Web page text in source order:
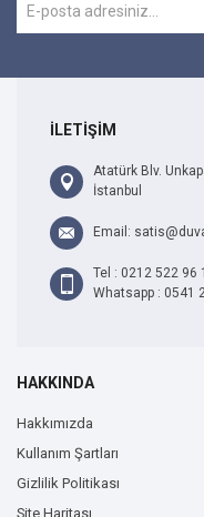
İLETİŞİM
Atatürk Blv.
İstanbul
Email:
Tel : 0212 522 96
Whatsapp : 0541
HAKKINDA
Hakkımızda
Kullanım Şartları
Gizlilik Politikası
Site Haritası